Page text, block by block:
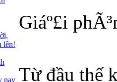
lên!
nay
Giáº£i
Từ đầu thế